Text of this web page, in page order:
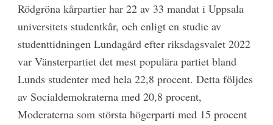
Rödgröna kårpartier har 22 av 33 mandat i Uppsala
universitets studentkår, och enligt en studie av
studenttidningen Lundagård efter riksdagsvalet 2022
var Vänsterpartiet det mest populära partiet bland
Lunds studenter med hela 22,8 procent. Detta följdes
av Socialdemokraterna med 20,8 procent,
Moderaterna som största högerparti med 15 procent